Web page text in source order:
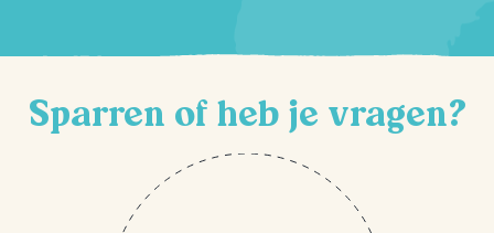
Sparren of heb je vragen?